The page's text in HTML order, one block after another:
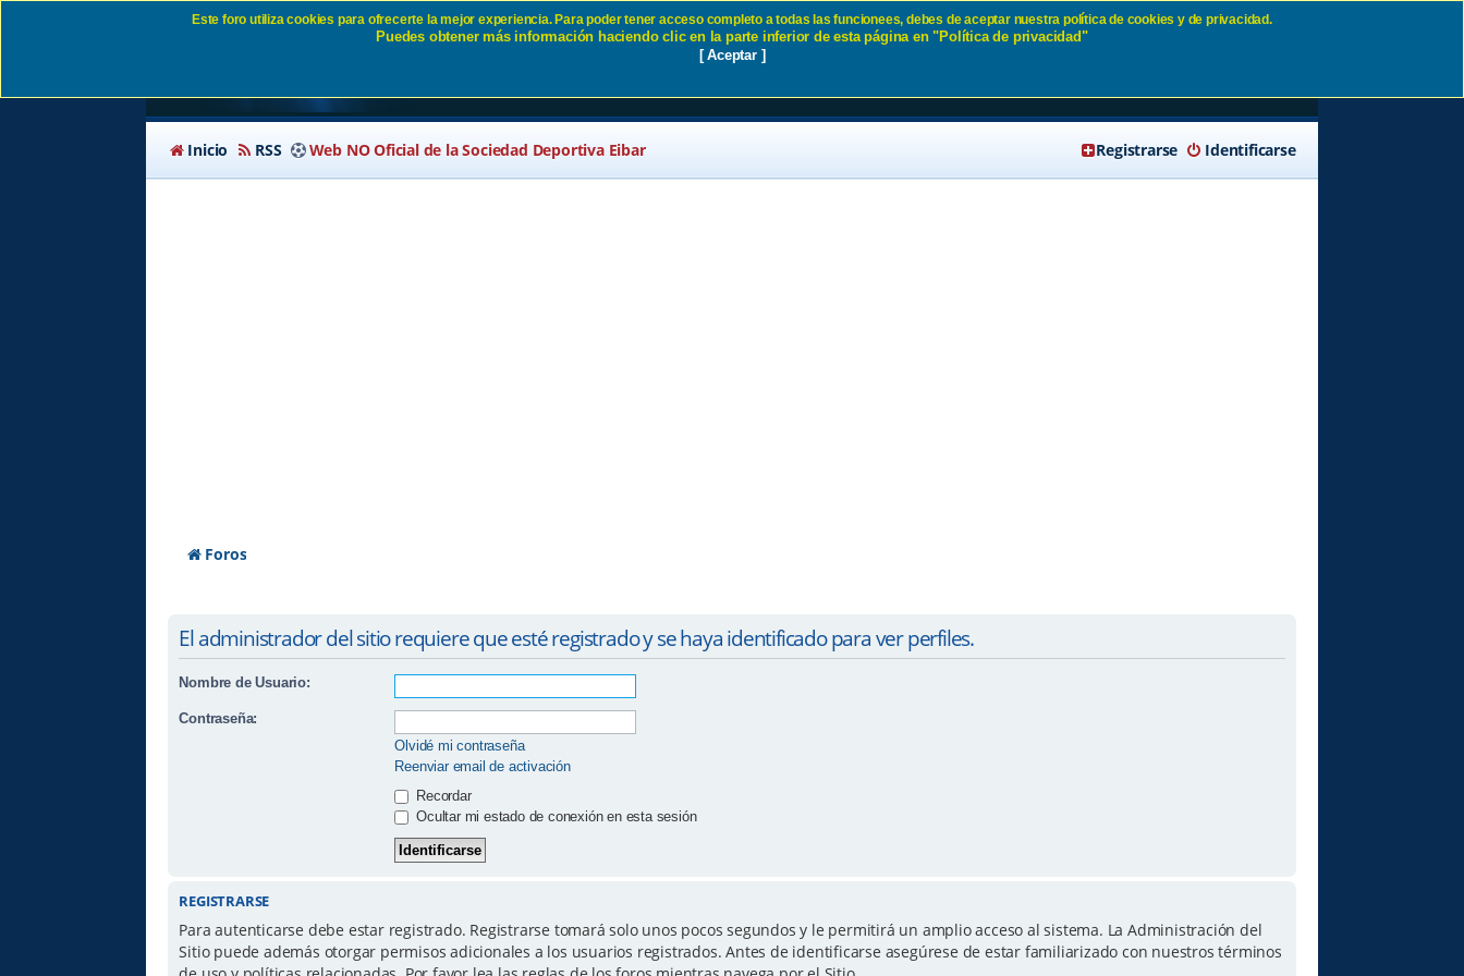
Identificarse SD Eibar
Inicio RSS Web NO Oficial de la Sociedad Deportiva Eibar Identificarse
Registrarse
Foros
El administrador del sitio requiere que esté registrado y se haya identificado para ver perfiles.
Nombre de Usuario:
Contraseña:
Olvidé mi contraseña
Reenviar email de activación
Recordar
Ocultar mi estado de conexión en esta sesión
REGISTRARSE
Para autenticarse debe estar registrado. Registrarse tomará solo unos pocos segundos y le permitirá un amplio acceso al sistema. La Administración del
Sitio puede además otorgar permisos adicionales a los usuarios registrados. Antes de identificarse asegúrese de estar familiarizado con nuestros términos
Este foro utiliza cookies para ofrecerte la mejor experiencia. Para poder tener acceso completo a todas las funcionees, debes de aceptar nuestra política de cookies y de privacidad.
Puedes obtener más información haciendo clic en la parte inferior de esta página en "Política de privacidad"
[ Aceptar ]